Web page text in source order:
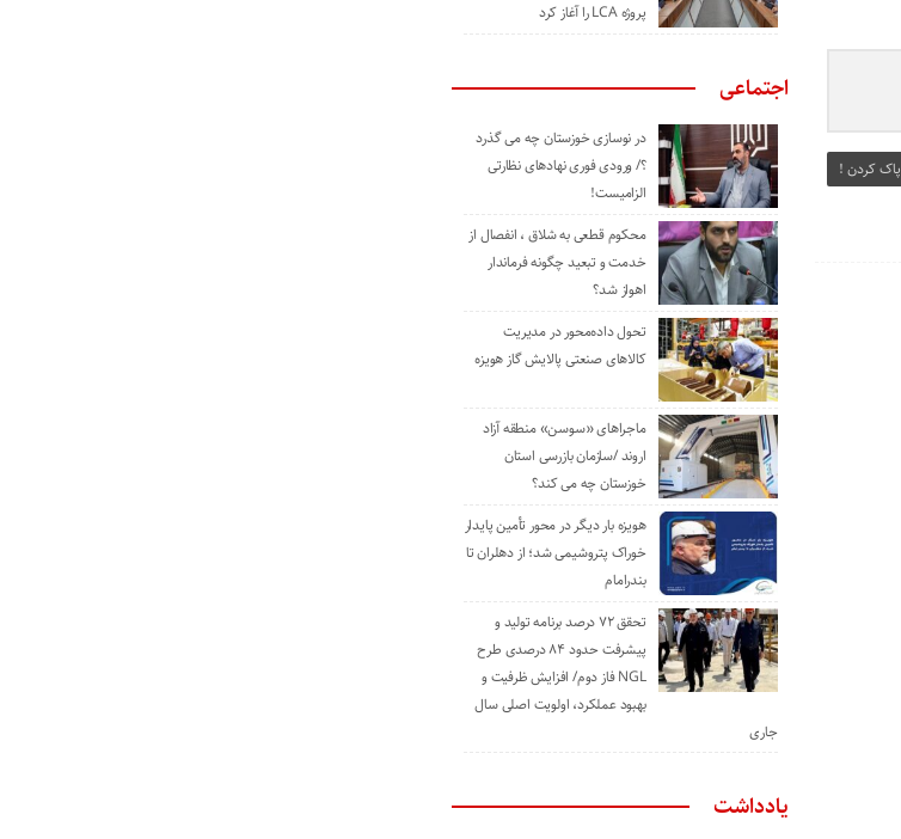
پاک کردن !
پروژه LCA را آغاز کرد
اجتماعی
در نوسازی خوزستان چه می گذرد
؟/ ورودی فوری نهادهای نظارتی
الزامیست!
محکوم قطعی به شلاق ، انفصال از
خدمت و تبعید چگونه فرماندار
اهواز شد؟
تحول داده‌محور در مدیریت
کالاهای صنعتی پالایش گاز هویزه
ماجراهای «سوسن» منطقه آزاد
اروند /سازمان بازرسی استان
خوزستان چه می کند؟
هویزه بار دیگر در محور تأمین پایدار
خوراک پتروشیمی شد؛ از دهلران تا
بندرامام
تحقق ۷۲ درصد برنامه تولید و
پیشرفت حدود ۸۴ درصدی طرح
NGL فاز دوم/ افزایش ظرفیت و
بهبود عملکرد، اولویت اصلی سال
جاری
یادداشت